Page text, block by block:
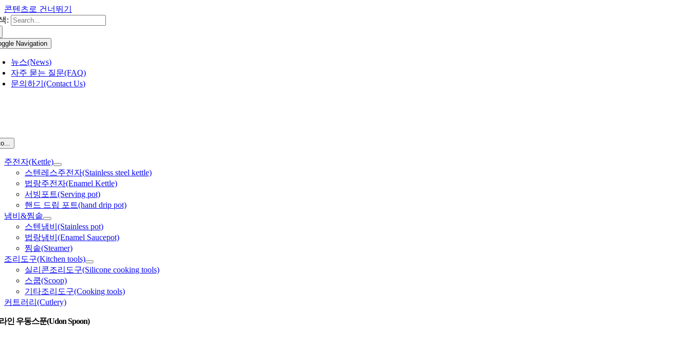
콘텐츠로 건너뛰기
:
Navigation
뉴스(News)
자주 묻는 질문(FAQ)
문의하기(Contact Us)
주전자(Kettle)
스텐레스주전자(Stainless steel kettle)
법랑주전자(Enamel Kettle)
서빙포트(Serving pot)
핸드 드립 포트(hand drip pot)
냄비&찜솥
스텐냄비(Stainless pot)
법랑냄비(Enamel Saucepot)
찜솥(Steamer)
조리도구(Kitchen tools)
실리콘조리도구(Silicone cooking tools)
스쿱(Scoop)
기타조리도구(Cooking tools)
커트러리(Cutlery)
인 우동스푼(Udon Spoon)